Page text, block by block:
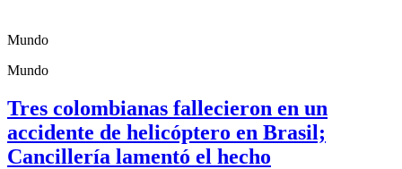
Mundo
Mundo
Tres colombianas fallecieron en un
accidente de helicóptero en Brasil;
Cancillería lamentó el hecho